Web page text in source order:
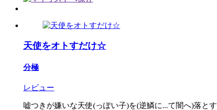
天使をオトすだけ☆
分極
レビュー
嘘つきが嫌いな天使(っぽい子)を(逆鱗に...て闇へ)落と